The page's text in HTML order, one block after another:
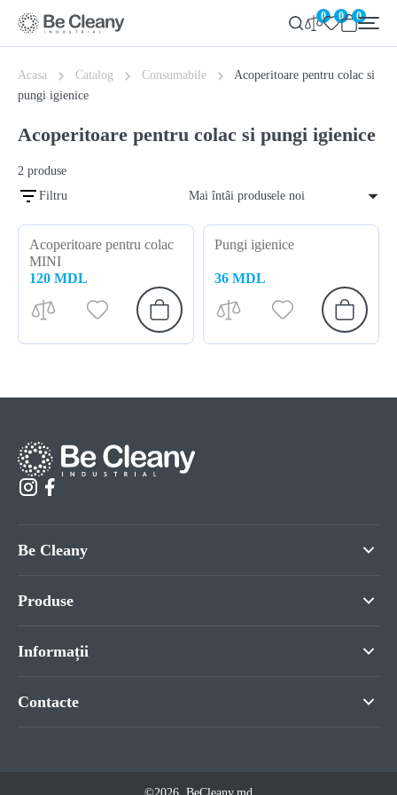
0 0 0
Acasa Catalog Consumabile
Acoperitoare pentru colac si
pungi igienice
Acoperitoare pentru colac si pungi igienice
2 produse
Filtru
Mai întâi produsele noi
Acoperitoare pentru colac
MINI
120 MDL
Pungi igienice
36 MDL
Be Cleany
Produse
Informații
Contacte